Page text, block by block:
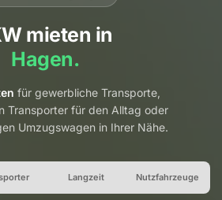
mieten in
Hagen.
für gewerbliche Transporte,
Transporter für den Alltag oder
Umzugswagen in Ihrer Nähe.
Hagen
Langzeit Nutzfahrzeuge